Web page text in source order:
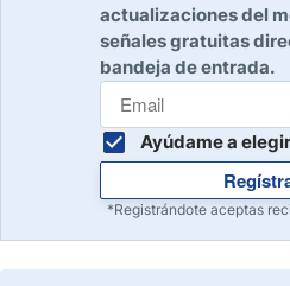
actualizaciones del
señales gratuitas
bandeja de entrada.
Ayúdame a
*Registrándote aceptas